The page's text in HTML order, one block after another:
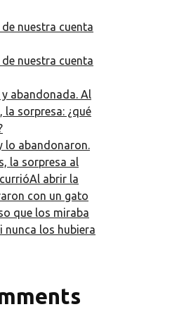
nuestra cuenta
nuestra cuenta
abandonada. Al
la sorpresa: ¿qué
lo abandonaron.
la sorpresa al
abrir la
con un gato
que los miraba
nunca los hubiera